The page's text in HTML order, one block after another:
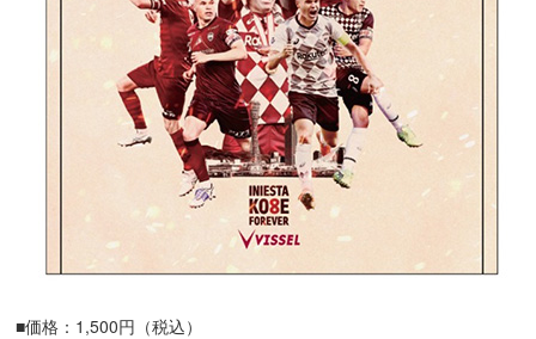
■価格：1,500円（税込）